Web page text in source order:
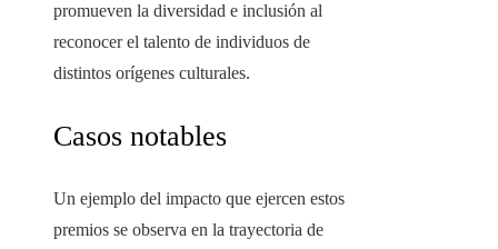
promueven la diversidad e inclusión al
reconocer el talento de individuos de
distintos orígenes culturales.
Casos notables
Un ejemplo del impacto que ejercen estos
premios se observa en la trayectoria de